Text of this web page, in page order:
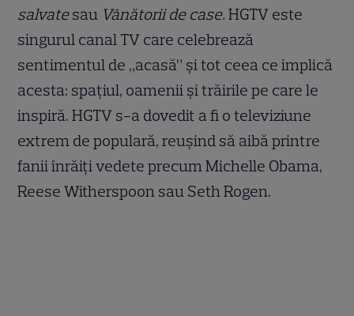
salvatesau Vânătorii de case.HGTV este
singurul canal TV care celebrează
sentimentul de „acasă” și tot ceea ce implică
acesta: spațiul, oamenii și trăirile pe care le
inspiră. HGTV s-a dovedit a fi o televiziune
extrem de populară, reușind să aibă printre
fanii înrăiți vedete precum Michelle Obama,
Reese Witherspoon sau Seth Rogen.